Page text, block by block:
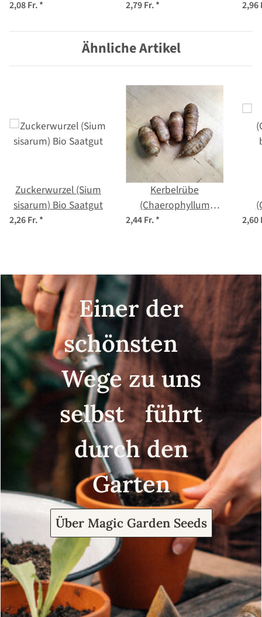
bonus-henricus)
2,08 Fr.*
(Tragopogon
2,79 Fr.* 2,96
Ähnliche Artikel
Zuckerwurzel (Sium
sisarum) Bio Saatgut
2,26 Fr.*
Kerbelrübe
(Chaerophyllum
bulbosum) Samen
2,44 Fr.* 2,60
Einer der
schönsten
Wege zu uns
selbst führt
durch den
Garten
Über Magic Garden Seeds